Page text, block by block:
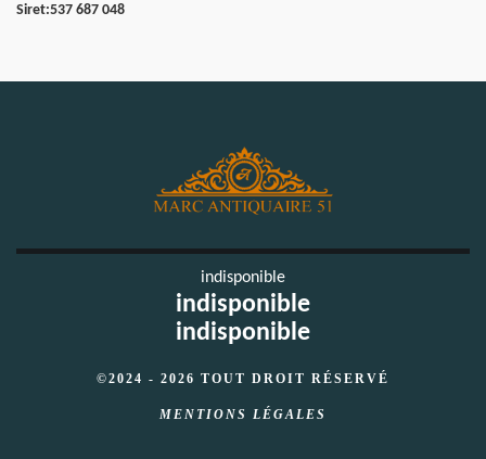
Siret:537 687 048
indisponible
indisponible
indisponible
©2024 - 2026 TOUT DROIT RÉSERVÉ
MENTIONS LÉGALES